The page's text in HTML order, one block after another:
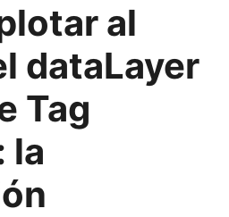
al
dataLayer
Tag
la